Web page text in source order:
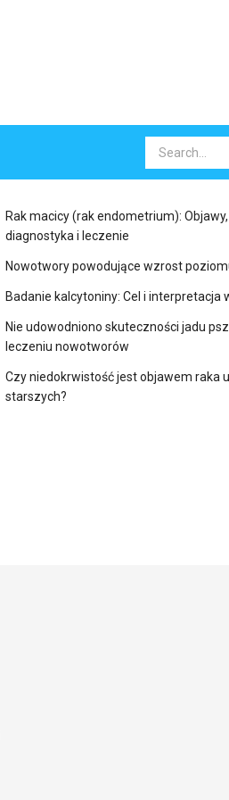
Rak macicy (rak endometrium):
diagnostyka i leczenie
Nowotwory powodujące wzrost
Badanie kalcytoniny: Cel i interpretacja
Nie udowodniono skuteczności jadu
leczeniu nowotworów
Czy niedokrwistość jest objawem raka
starszych?